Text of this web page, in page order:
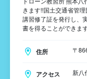
きます!!国土交通省管
講習修了証を発行し、
書を得ることができます
住所 〒
アクセス 新八